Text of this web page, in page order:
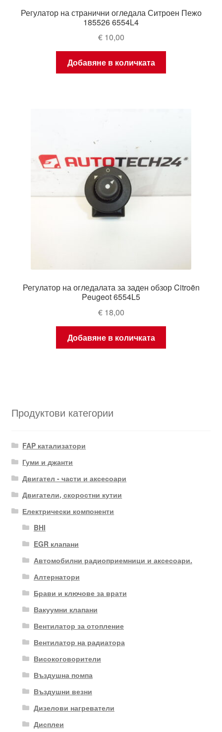
Регулатор на странични огледала Ситроен Пежо
185526 6554L4
€10,00
Добавяне в количката
Регулатор на огледалата за заден обзор Citroën
Peugeot 6554L5
€18,00
Добавяне в количката
Продуктови категории
FAP катализатори
Гуми и джанти
Двигател - части и аксесоари
Двигатели, скоростни кутии
Електрически компоненти
BHI
EGR клапани
Автомобилни радиоприемници и аксесоари.
Алтернатори
Брави и ключове за врати
Вакуумни клапани
Вентилатор за отопление
Вентилатор на радиатора
Високоговорители
Въздушна помпа
Въздушни везни
Дизелови нагреватели
Дисплеи